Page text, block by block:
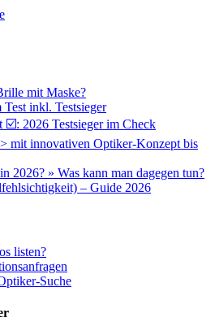
mit Maske?
inkl. Testsieger
☑️: 2026 Testsieger im Check
mit innovativen Optiker-Konzept bis
2026? » Was kann man dagegen tun?
– Guide 2026
listen?
Suche